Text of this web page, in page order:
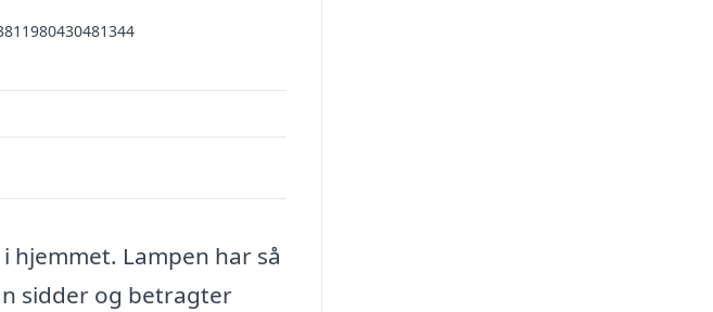
hjemmet. Lampen har så
sidder og betragter